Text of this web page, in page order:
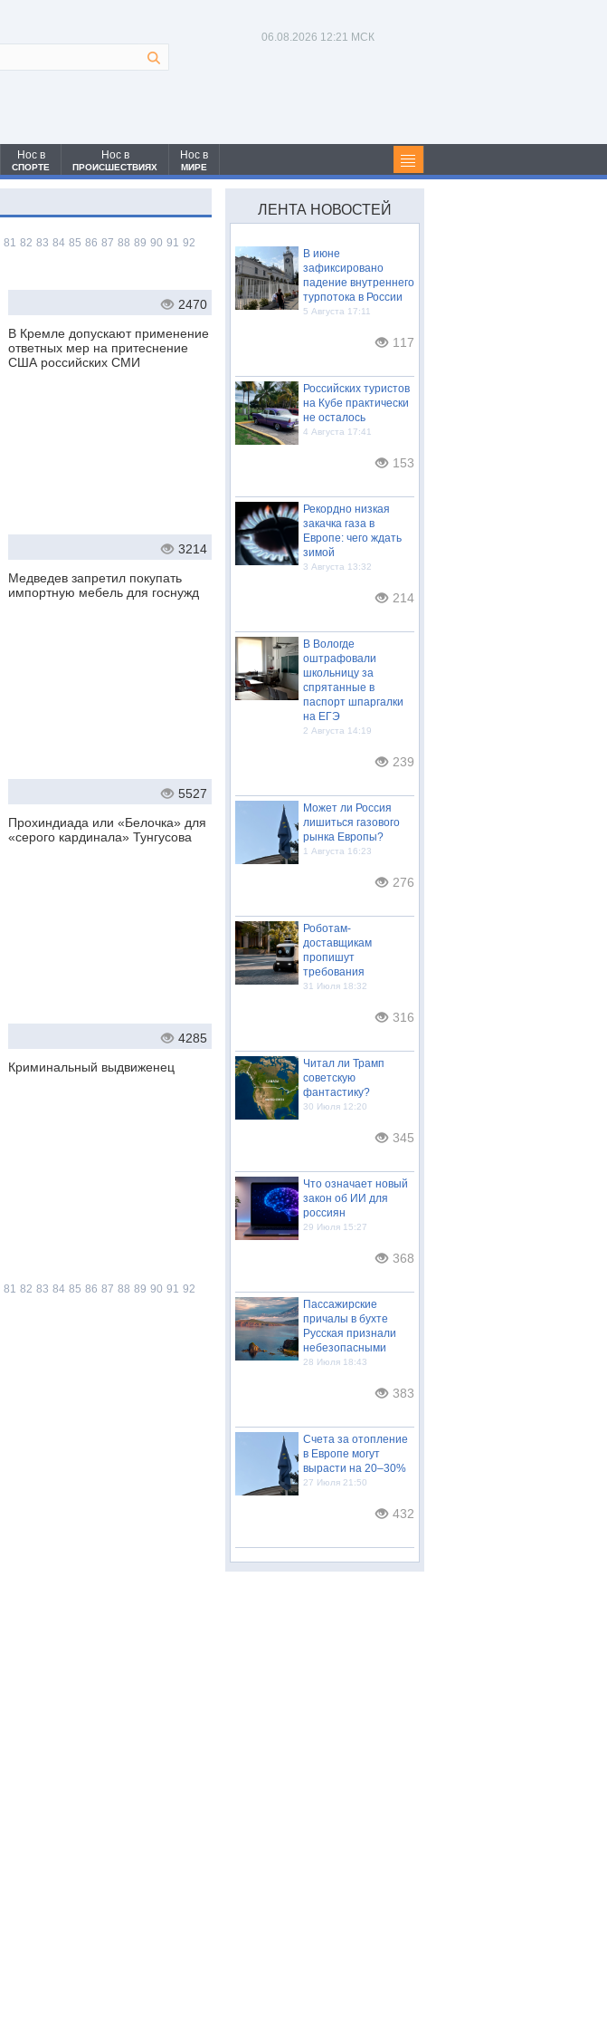
06.08.2026 12:21 МСК
Нос в
СПОРТЕ
Нос в
ПРОИСШЕСТВИЯХ
Нос в
МИРЕ
81 82 83 84 85 86 87 88 89 90 91 92
2470
В Кремле допускают применение
ответных мер на притеснение
США российских СМИ
3214
Медведев запретил покупать
импортную мебель для госнужд
5527
Прохиндиада или «Белочка» для
«серого кардинала» Тунгусова
4285
Криминальный выдвиженец
81 82 83 84 85 86 87 88 89 90 91 92
ЛЕНТА НОВОСТЕЙ
В июне
зафиксировано
падение внутреннего
турпотока в России
5 Августа 17:11
117
Российских туристов
на Кубе практически
не осталось
4 Августа 17:41
153
Рекордно низкая
закачка газа в
Европе: чего ждать
зимой
3 Августа 13:32
214
В Вологде
оштрафовали
школьницу за
спрятанные в
паспорт шпаргалки
на ЕГЭ
2 Августа 14:19
239
Может ли Россия
лишиться газового
рынка Европы?
1 Августа 16:23
276
Роботам-
доставщикам
пропишут
требования
31 Июля 18:32
316
Читал ли Трамп
советскую
фантастику?
30 Июля 12:20
345
Что означает новый
закон об ИИ для
россиян
29 Июля 15:27
368
Пассажирские
причалы в бухте
Русская признали
небезопасными
28 Июля 18:43
383
Счета за отопление
в Европе могут
вырасти на 20–30%
27 Июля 21:50
432